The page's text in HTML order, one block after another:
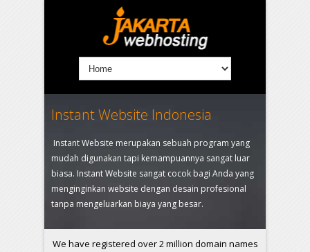
Instant Website Indonesia
Instant Website merupakan sebuah program yang
mudah digunakan tapi kemampuannya sangat luar
biasa. Instant Website sangat cocok bagi Anda yang
menginginkan website dengan desain profesional
tanpa mengeluarkan biaya yang besar.
We have registered over 2 million domain names